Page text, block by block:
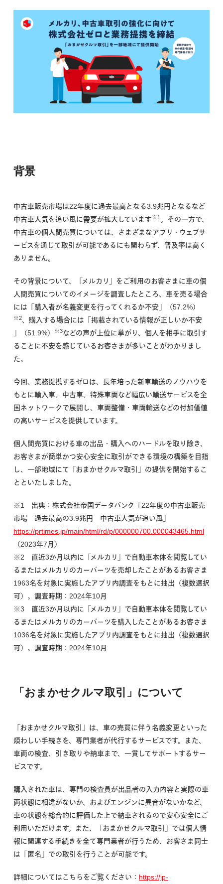
背景
中古車販売市場は22年度に過去最高となる3.9兆円となるなど
中古車人気を追い風に需要が拡大しています※1 。その一方で、
中古車の個人間売買については、さまざまなアプリ・ウェブサ
ービスを通じて取引が可能であるにも関わらず、普及率は高く
ありません。
その背景について、「メルカリ」をご利用のお客さまに車の個
人間売買についてのイメージを調査したところ、車を売る場合
には「購入者が名義変更を行ってくれるか不安」（57.2%）
※2、購入する場合には「掲載されている情報が正しいか不安
」（51.9%）
※3などの声が上位に挙がり、個人を相手に取引す
ることに不安を感じているお客さまが多いことがわかりまし
た。
今回、業務提携するゼロは、長年培った新車輸送のノウハウを
もとに輸入車、中古車、特殊車両など幅広い輸送サービスを全
国ネットワークで展開し、車両整備・車両輸送などの付加価値
の高いサービスを提供しています。
個人間売買における車の出品・購入へのハードルを取り除き、
お客さまが簡単かつ安心安全に取引ができる環境の構築を目指
し、一部地域にて「おまかせクルマ取引」の提供を開始するこ
とといたしました。
※1 出典：株式会社帝国データバンク「22年度の中古車販売
市場 過去最高の3.9兆円 中古車人気が追い風」
https://prtimes.jp/main/html/rd/p/000000700.000043465.html
（2023年7月）
※2 直近3か月以内に「メルカリ」で自動車本体を閲覧してい
るまたはメルカリのカーパーツを売却したことがあるお客さま
1963名を対象に実施したアプリ内調査をもとに抽出（複数選択
可）。調査時期：2024年10月
※3 直近3か月以内に「メルカリ」で自動車本体を閲覧してい
るまたはメルカリのカーパーツを購入したことがあるお客さま
1036名を対象に実施したアプリ内調査をもとに抽出（複数選択
可）。調査時期：2024年10月
「おまかせクルマ取引」について
「おまかせクルマ取引」は、車の売買に伴う名義変更といった
煩わしい手続きを、専門業者が代行するサービスです。また、
車両の検査、引き取りや納車まで、一貫してサポートするサー
ビスです。
購入された車は、専門の検査員が出品者の入力内容と実際の車
両状態に相違がないか、およびエンジンに異音がないかなど、
車の状態を総合的に評価した 上で納車されるので安心安全にご
利用いただけます。
また、「おまかせクルマ取引」では個人情
報に関連する手続きを全て専門業者が行うため、お客さま同士
は「匿名」での取引を行うことが可能です。
詳細についてはこちらをご覧ください： https://jp-